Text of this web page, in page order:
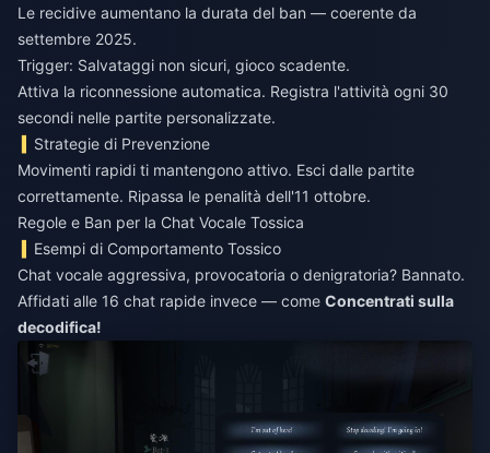
Le recidive aumentano la durata del ban — coerente da
settembre 2025.
Trigger: Salvataggi non sicuri, gioco scadente.
Attiva la riconnessione automatica. Registra l'attività ogni 30
secondi nelle partite personalizzate.
Strategie di Prevenzione
Movimenti rapidi ti mantengono attivo. Esci dalle partite
correttamente. Ripassa le penalità dell'11 ottobre.
Regole e Ban per la Chat Vocale Tossica
Esempi di Comportamento Tossico
Chat vocale aggressiva, provocatoria o denigratoria? Bannato.
Affidati alle 16 chat rapide invece — come Concentrati sulla
decodifica!